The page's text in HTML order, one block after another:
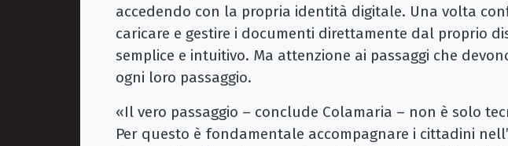
accedendo con la propria identità digitale. Una volta
caricare e gestire i documenti direttamente dal proprio
semplice e intuitivo. Ma attenzione ai passaggi che
ogni loro passaggio.
«Il vero passaggio – conclude Colamaria – non è solo
Per questo è fondamentale accompagnare i cittadini